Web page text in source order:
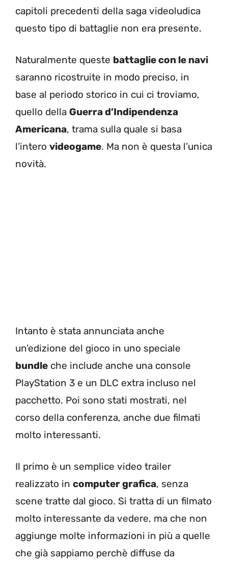
capitoli precedenti della saga videoludica
questo tipo di battaglie non era presente.
Naturalmente queste battaglie con le navi
saranno ricostruite in modo preciso, in
base al periodo storico in cui ci troviamo,
quello della Guerra d’Indipendenza
Americana, trama sulla quale si basa
l’intero videogame. Ma non è questa l’unica
novità.
Intanto è stata annunciata anche
un’edizione del gioco in uno speciale
bundle che include anche una console
PlayStation 3 e un DLC extra incluso nel
pacchetto. Poi sono stati mostrati, nel
corso della conferenza, anche due filmati
molto interessanti.
Il primo è un semplice video trailer
realizzato in computer grafica, senza
scene tratte dal gioco. Si tratta di un filmato
molto interessante da vedere, ma che non
aggiunge molte informazioni in più a quelle
che già sappiamo perchè diffuse da